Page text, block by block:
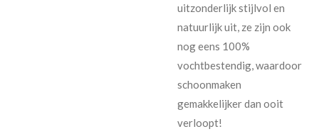
uitzonderlijk stijlvol en
natuurlijk uit, ze zijn ook
nog eens 100%
vochtbestendig, waardoor
schoonmaken
gemakkelijker dan ooit
verloopt!